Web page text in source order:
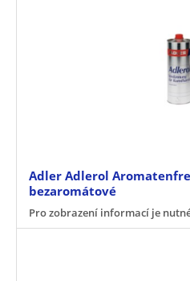
Adler Adlerol
bezaromátové
Pro zobrazení informací je